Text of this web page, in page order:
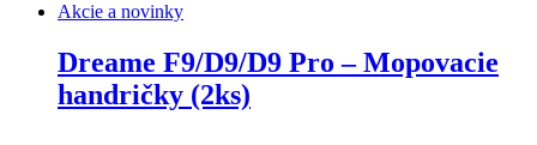
Akcie a novinky
Dreame F9/D9/D9 Pro – Mopovacie
handričky (2ks)